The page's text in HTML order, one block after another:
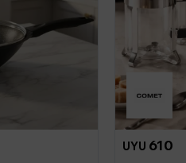
UYU 610